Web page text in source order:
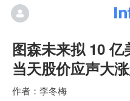
图森未来拟 10 亿
当天股价应声大
李冬梅